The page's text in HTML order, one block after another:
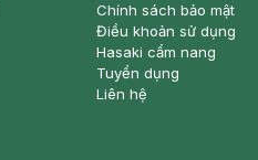
Chính sách bảo mật
Điều khoản sử dụng
Hasaki cẩm nang
Tuyển dụng
Liên hệ